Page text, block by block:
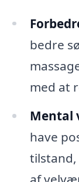
bedre
med at
Mental
have
tilstand,